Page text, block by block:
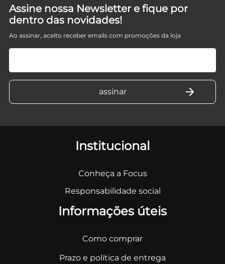
Assine nossa Newsletter e fique por
dentro das novidades!
Ao assinar, aceito receber emails com promoções da loja
Institucional
Conheça a Focus
Responsabilidade social
Informações úteis
Como comprar
Prazo e política de entrega